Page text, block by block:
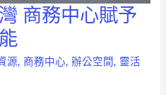
商務中心賦予
源, 商務中心,辦公空間, 靈活